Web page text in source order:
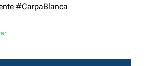
#CarpaBlanca